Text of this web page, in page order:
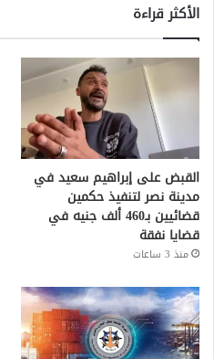
الأكثر قراءة
القبض على إبراهيم سعيد في
مدينة نصر لتنفيذ حكمين
قضائيين بـ460 ألف جنيه في
قضايا نفقة
منذ 3 ساعات